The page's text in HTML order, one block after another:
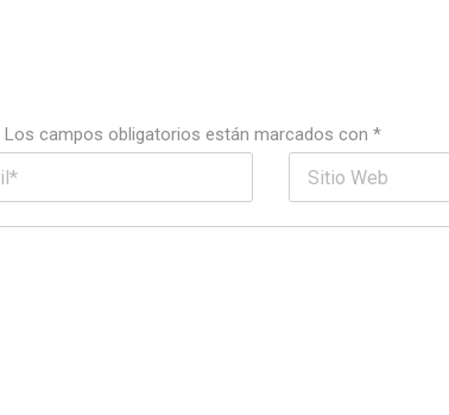
Los campos obligatorios están marcados con *